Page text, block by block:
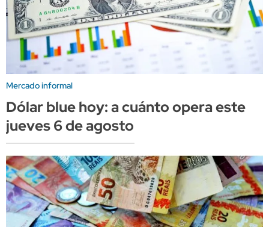
Mercado informal
Dólar blue hoy: a cuánto opera este
jueves 6 de agosto